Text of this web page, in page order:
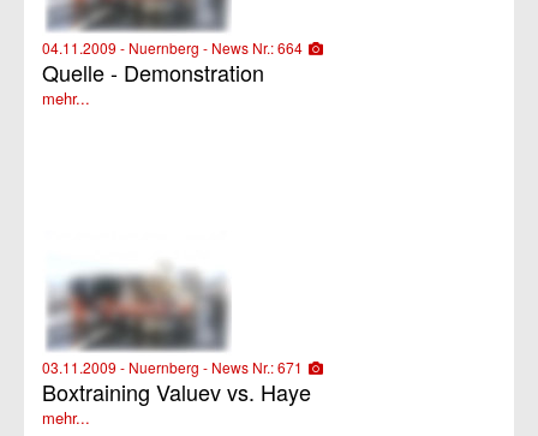
04.11.2009 - Nuernberg - News Nr.: 664
Quelle - Demonstration
mehr...
03.11.2009 - Nuernberg - News Nr.: 671
Boxtraining Valuev vs. Haye
mehr...